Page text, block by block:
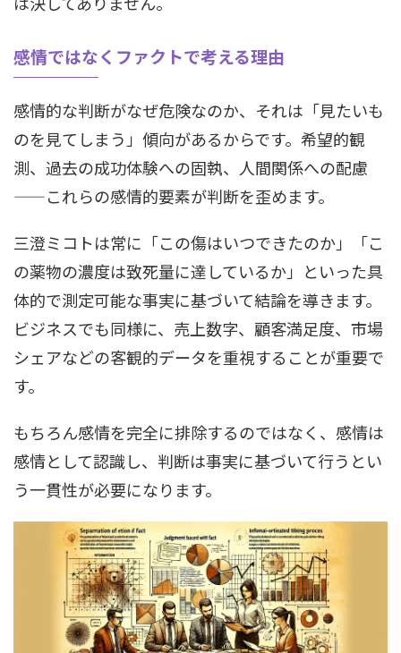
感情ではなくファクトで考える理由
感情的な判断がなぜ危険なのか、それは「見たいも
のを見てしまう」傾向があるからです。希望的観
測、過去の成功体験への固執、人間関係への配慮
——これらの感情的要素が判断を歪めます。
三澄ミコトは常に「この傷はいつできたのか」「こ
の薬物の濃度は致死量に達しているか」といった具
体的で測定可能な事実に基づいて結論を導きます。
ビジネスでも同様に、売上数字、顧客満足度、市場
シェアなどの客観的データを重視することが重要で
す。
もちろん感情を完全に排除するのではなく、感情は
感情として認識し、判断は事実に基づいて行うとい
う一貫性が必要になります。